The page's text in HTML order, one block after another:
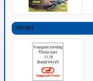
SPORT